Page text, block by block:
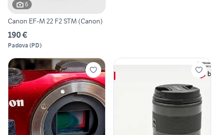
6
Canon EF-M 22 F2 STM (Canon)
190 €
Padova (PD)